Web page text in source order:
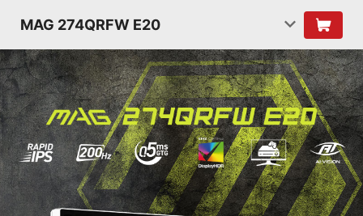
MAG 274QRFW E20